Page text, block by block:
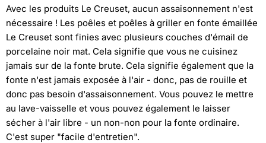
Avec les produits Le Creuset, aucun assaisonnement n'est
nécessaire ! Les poêles et poêles à griller en fonte émaillée
Le Creuset sont finies avec plusieurs couches d'émail de
porcelaine noir mat. Cela signifie que vous ne cuisinez
jamais sur de la fonte brute. Cela signifie également que la
fonte n'est jamais exposée à l'air - donc, pas de rouille et
donc pas besoin d'assaisonnement. Vous pouvez le mettre
au lave-vaisselle et vous pouvez également le laisser
sécher à l'air libre - un non-non pour la fonte ordinaire.
C'est super "facile d'entretien".